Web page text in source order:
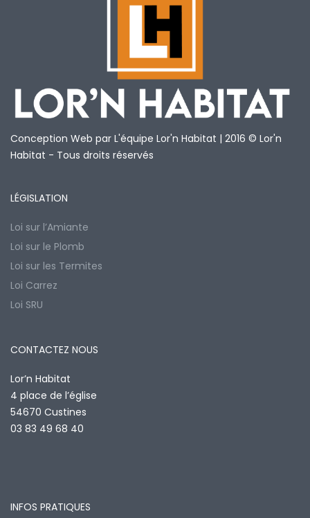
Conception Web par L'équipe Lor'n Habitat | 2016 © Lor'n
Habitat - Tous droits réservés
LÉGISLATION
Loi sur l’Amiante
Loi sur le Plomb
Loi sur les Termites
Loi Carrez
Loi SRU
CONTACTEZ NOUS
Lor’n Habitat
4 place de l’église
54670 Custines
03 83 49 68 40
INFOS PRATIQUES